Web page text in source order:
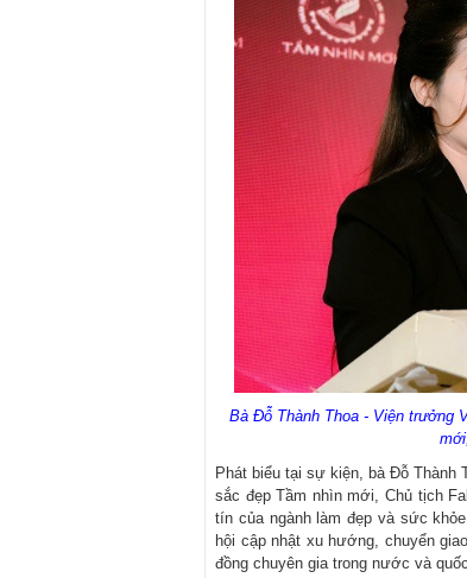
Bà Đỗ Thành Thoa - Viện trưởng
Phát biểu tại sự kiện, bà Đỗ Thành
sắc đẹp Tầm nhìn mới, Chủ tịch
tín của ngành làm đẹp và sức
hội cập nhật xu hướng, chuyển
đồng chuyên gia trong nước và